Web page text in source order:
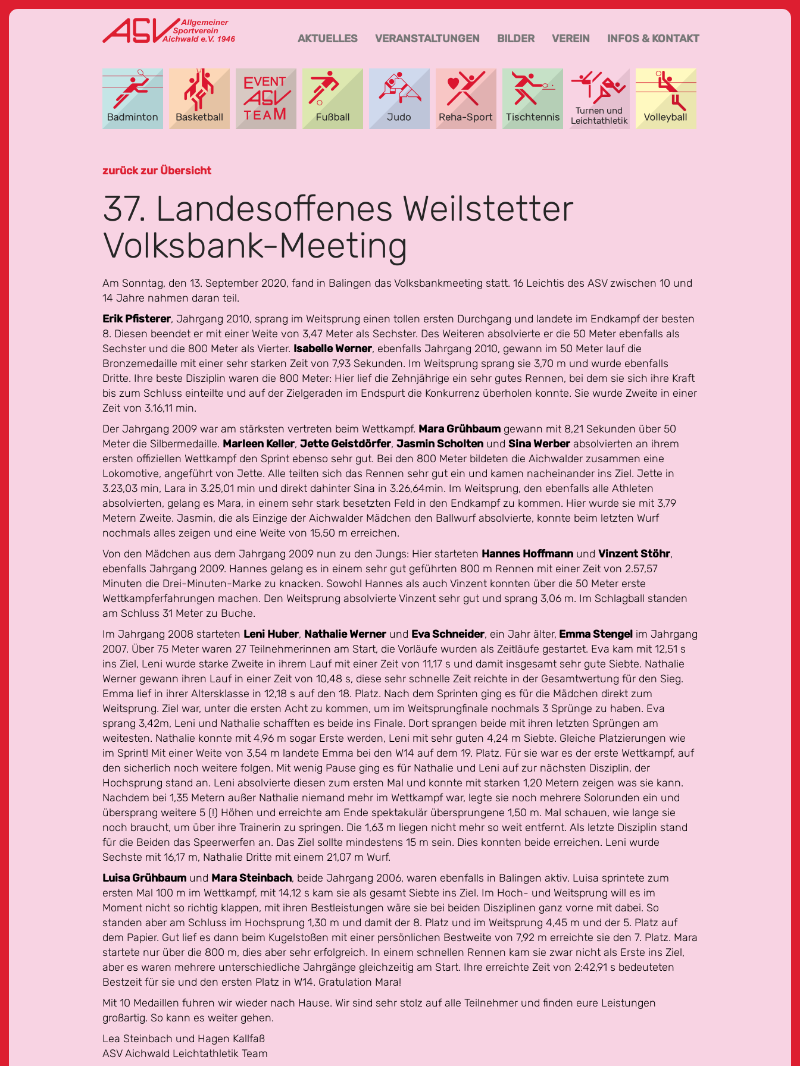
AKTUELLES VERANSTALTUNGEN BILDER VEREIN INFOS & KONTAKT
zurück zur Übersicht
37. Landesoffenes Weilstetter
Volksbank-Meeting
Am Sonntag, den 13. September 2020, fand in Balingen das Volksbankmeeting statt. 16 Leichtis des ASV zwischen 10 und
14 Jahre nahmen daran teil.
Erik Pfisterer, Jahrgang 2010, sprang im Weitsprung einen tollen ersten Durchgang und landete im Endkampf der besten
8. Diesen beendet er mit einer Weite von 3,47 Meter als Sechster. Des Weiteren absolvierte er die 50 Meter ebenfalls als
Sechster und die 800 Meter als Vierter. Isabelle Werner, ebenfalls Jahrgang 2010, gewann im 50 Meter lauf die
Bronzemedaille mit einer sehr starken Zeit von 7,93 Sekunden. Im Weitsprung sprang sie 3,70 m und wurde ebenfalls
Dritte. Ihre beste Disziplin waren die 800 Meter: Hier lief die Zehnjährige ein sehr gutes Rennen, bei dem sie sich ihre Kraft
bis zum Schluss einteilte und auf der Zielgeraden im Endspurt die Konkurrenz überholen konnte. Sie wurde Zweite in einer
Zeit von 3.16,11 min.
Der Jahrgang 2009 war am stärksten vertreten beim Wettkampf. Mara Grühbaum gewann mit 8,21 Sekunden über 50
Meter die Silbermedaille. Marleen Keller, Jette Geistdörfer, Jasmin Scholten und Sina Werber absolvierten an ihrem
ersten offiziellen Wettkampf den Sprint ebenso sehr gut. Bei den 800 Meter bildeten die Aichwalder zusammen eine
Lokomotive, angeführt von Jette. Alle teilten sich das Rennen sehr gut ein und kamen nacheinander ins Ziel. Jette in
3.23,03 min, Lara in 3.25,01 min und direkt dahinter Sina in 3.26,64min. Im Weitsprung, den ebenfalls alle Athleten
absolvierten, gelang es Mara, in einem sehr stark besetzten Feld in den Endkampf zu kommen. Hier wurde sie mit 3,79
Metern Zweite. Jasmin, die als Einzige der Aichwalder Mädchen den Ballwurf absolvierte, konnte beim letzten Wurf
nochmals alles zeigen und eine Weite von 15,50 m erreichen.
Von den Mädchen aus dem Jahrgang 2009 nun zu den Jungs: Hier starteten Hannes Hoffmann und Vinzent Stöhr,
ebenfalls Jahrgang 2009. Hannes gelang es in einem sehr gut geführten 800 m Rennen mit einer Zeit von 2.57,57
Minuten die Drei-Minuten-Marke zu knacken. Sowohl Hannes als auch Vinzent konnten über die 50 Meter erste
Wettkampferfahrungen machen. Den Weitsprung absolvierte Vinzent sehr gut und sprang 3,06 m. Im Schlagball standen
am Schluss 31 Meter zu Buche.
Im Jahrgang 2008 starteten Leni Huber, Nathalie Werner und Eva Schneider, ein Jahr älter, Emma Stengel im Jahrgang
2007. Über 75 Meter waren 27 Teilnehmerinnen am Start, die Vorläufe wurden als Zeitläufe gestartet. Eva kam mit 12,51 s
ins Ziel, Leni wurde starke Zweite in ihrem Lauf mit einer Zeit von 11,17 s und damit insgesamt sehr gute Siebte. Nathalie
Werner gewann ihren Lauf in einer Zeit von 10,48 s, diese sehr schnelle Zeit reichte in der Gesamtwertung für den Sieg.
Emma lief in ihrer Altersklasse in 12,18 s auf den 18. Platz. Nach dem Sprinten ging es für die Mädchen direkt zum
Weitsprung. Ziel war, unter die ersten Acht zu kommen, um im Weitsprungfinale nochmals 3 Sprünge zu haben. Eva
sprang 3,42m, Leni und Nathalie schafften es beide ins Finale. Dort sprangen beide mit ihren letzten Sprüngen am
weitesten. Nathalie konnte mit 4,96 m sogar Erste werden, Leni mit sehr guten 4,24 m Siebte. Gleiche Platzierungen wie
im Sprint! Mit einer Weite von 3,54 m landete Emma bei den W14 auf dem 19. Platz. Für sie war es der erste Wettkampf, auf
den sicherlich noch weitere folgen. Mit wenig Pause ging es für Nathalie und Leni auf zur nächsten Disziplin, der
Hochsprung stand an. Leni absolvierte diesen zum ersten Mal und konnte mit starken 1,20 Metern zeigen was sie kann.
Nachdem bei 1,35 Metern außer Nathalie niemand mehr im Wettkampf war, legte sie noch mehrere Solorunden ein und
übersprang weitere 5 (!) Höhen und erreichte am Ende spektakulär übersprungene 1,50 m. Mal schauen, wie lange sie
noch braucht, um über ihre Trainerin zu springen. Die 1,63 m liegen nicht mehr so weit entfernt. Als letzte Disziplin stand
für die Beiden das Speerwerfen an. Das Ziel sollte mindestens 15 m sein. Dies konnten beide erreichen. Leni wurde
Sechste mit 16,17 m, Nathalie Dritte mit einem 21,07 m Wurf.
Luisa Grühbaum und Mara Steinbach, beide Jahrgang 2006, waren ebenfalls in Balingen aktiv. Luisa sprintete zum
ersten Mal 100 m im Wettkampf, mit 14,12 s kam sie als gesamt Siebte ins Ziel. Im Hoch- und Weitsprung will es im
Moment nicht so richtig klappen, mit ihren Bestleistungen wäre sie bei beiden Disziplinen ganz vorne mit dabei. So
standen aber am Schluss im Hochsprung 1,30 m und damit der 8. Platz und im Weitsprung 4,45 m und der 5. Platz auf
dem Papier. Gut lief es dann beim Kugelstoßen mit einer persönlichen Bestweite von 7,92 m erreichte sie den 7. Platz. Mara
startete nur über die 800 m, dies aber sehr erfolgreich. In einem schnellen Rennen kam sie zwar nicht als Erste ins Ziel,
aber es waren mehrere unterschiedliche Jahrgänge gleichzeitig am Start. Ihre erreichte Zeit von 2:42,91 s bedeuteten
Bestzeit für sie und den ersten Platz in W14. Gratulation Mara!
Mit 10 Medaillen fuhren wir wieder nach Hause. Wir sind sehr stolz auf alle Teilnehmer und finden eure Leistungen
großartig. So kann es weiter gehen.
Lea Steinbach und Hagen Kallfaß
ASV Aichwald Leichtathletik Team